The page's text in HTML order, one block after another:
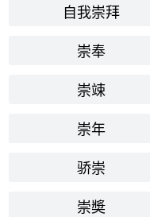
自我崇拜
崇奉
崇竦
崇年
骄崇
崇奬